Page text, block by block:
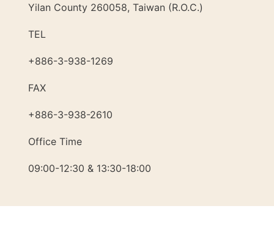
Yilan County 260058, Taiwan (R.O.C.)
TEL
+886-3-938-1269​
FAX
+886-3-938-2610
Office Time
09:00-12:30 & 13:30-18:00